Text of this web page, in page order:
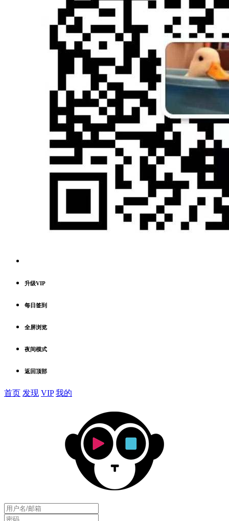
升级VIP
每日签到
全屏浏览
夜间模式
返回顶部
首页 发现 VIP 我的